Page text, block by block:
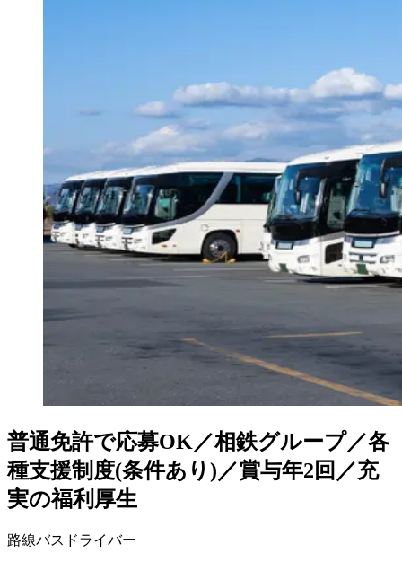
普通免許で応募OK／相鉄グループ／各
種支援制度(条件あり)／賞与年2回／充
実の福利厚生
路線バスドライバー